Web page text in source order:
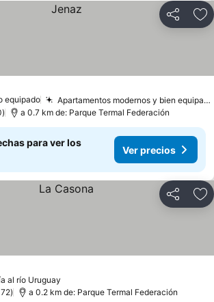
Compartir
equipado Apartamentos modernos y bien equipados
a 0.7 km de: Parque Termal Federación
para ver los
Ver precios
Compartir
al río Uruguay
a 0.2 km de: Parque Termal Federación